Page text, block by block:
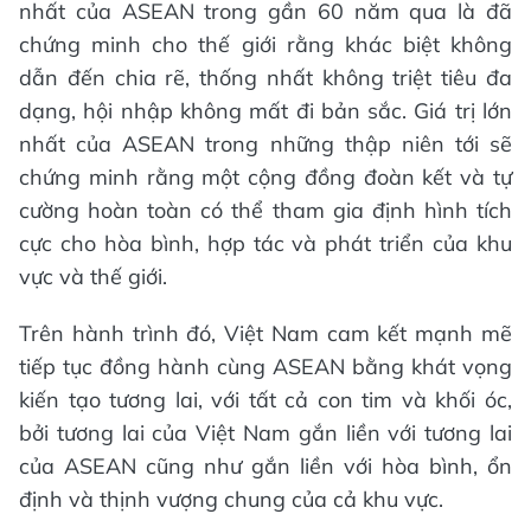
nhất của ASEAN trong gần 60 năm qua là đã
chứng minh cho thế giới rằng khác biệt không
dẫn đến chia rẽ, thống nhất không triệt tiêu đa
dạng, hội nhập không mất đi bản sắc. Giá trị lớn
nhất của ASEAN trong những thập niên tới sẽ
chứng minh rằng một cộng đồng đoàn kết và tự
cường hoàn toàn có thể tham gia định hình tích
cực cho hòa bình, hợp tác và phát triển của khu
vực và thế giới.
Trên hành trình đó, Việt Nam cam kết mạnh mẽ
tiếp tục đồng hành cùng ASEAN bằng khát vọng
kiến tạo tương lai, với tất cả con tim và khối óc,
bởi tương lai của Việt Nam gắn liền với tương lai
của ASEAN cũng như gắn liền với hòa bình, ổn
định và thịnh vượng chung của cả khu vực.